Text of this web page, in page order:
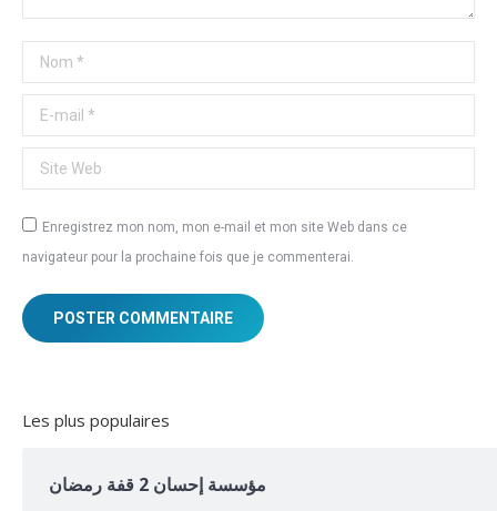
Nom *
E-mail *
Site Web
Enregistrez mon nom, mon e-mail et mon site Web dans ce
navigateur pour la prochaine fois que je commenterai.
POSTER COMMENTAIRE
Les plus populaires
مؤسسة إحسان 2 قفة رمضان